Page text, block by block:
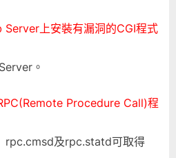
十
漏
中
Server上安裝有漏洞的CGI程式
。
Procedure Call)程
及rpc.statd可取得